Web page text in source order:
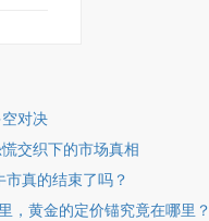
对决
交织下的市场真相
真的结束了吗？
，黄金的定价锚究竟在哪里？